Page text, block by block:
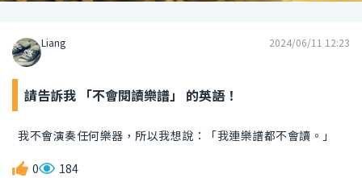
Liang 2024/06/11 12:23
請告訴我 「不會閱讀樂譜」 的英語！
我不會演奏任何樂器，所以我想說：「我連樂譜都不會讀。」
0 184